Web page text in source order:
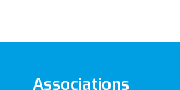
Associations